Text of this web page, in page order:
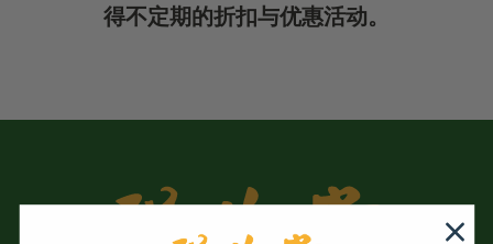
得不定期的折扣与优惠活动。